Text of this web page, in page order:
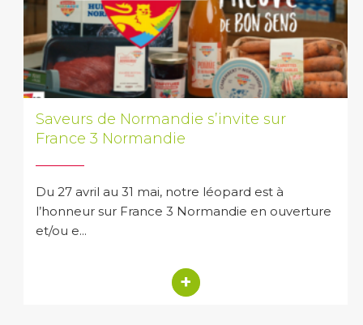
Saveurs de Normandie s’invite sur
France 3 Normandie
Du 27 avril au 31 mai, notre léopard est à
l’honneur sur France 3 Normandie en ouverture
et/ou e...
+